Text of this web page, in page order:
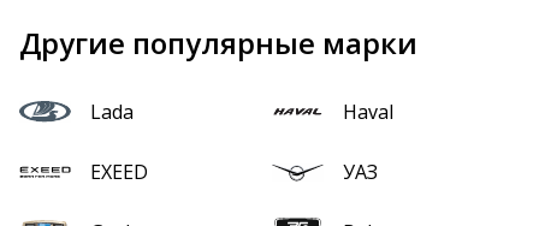
Другие популярные марки
Lada Haval
EXEED УАЗ